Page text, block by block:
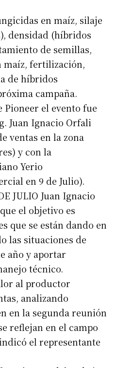
en maíz, silaje
densidad (híbridos
de semillas,
maíz, fertilización,
de híbridos
campaña.
Pioneer el evento fue
Juan Ignacio Orfali
ventas en la zona
y con la
Yerio
en 9 de Julio).
JULIO Juan Ignacio
el objetivo es
que se están dando en
las situaciones de
año y aportar
técnico.
al productor
analizando
en la segunda reunión
reflejan en el campo
el representante